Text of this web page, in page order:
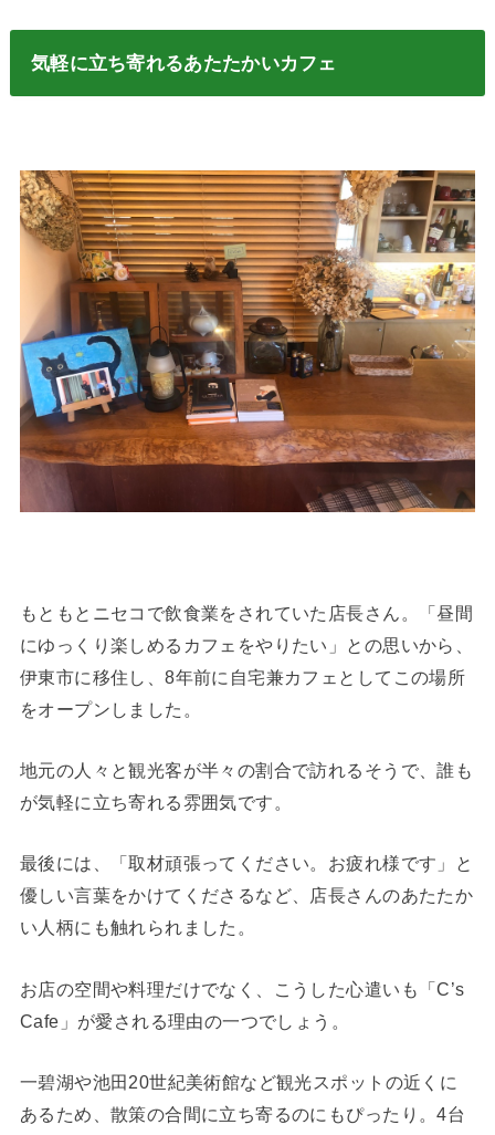
気軽に立ち寄れるあたたかいカフェ
もともとニセコで飲食業をされていた店長さん。「昼間
にゆっくり楽しめるカフェをやりたい」との思いから、
伊東市に移住し、8年前に自宅兼カフェとしてこの場所
をオープンしました。
地元の人々と観光客が半々の割合で訪れるそうで、誰も
が気軽に立ち寄れる雰囲気です。
最後には、「取材頑張ってください。お疲れ様です」と
優しい言葉をかけてくださるなど、店長さんのあたたか
い人柄にも触れられました。
お店の空間や料理だけでなく、こうした心遣いも「C’s
Cafe」が愛される理由の一つでしょう。
一碧湖や池田20世紀美術館など観光スポットの近くに
あるため、散策の合間に立ち寄るのにもぴったり。4台